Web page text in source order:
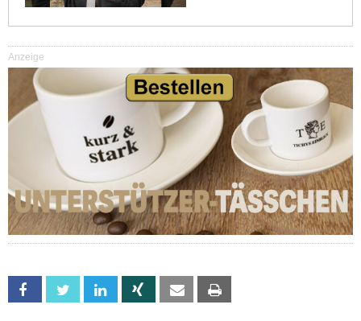
Anzeige
Facebook Twitter Linkedin Xing Email